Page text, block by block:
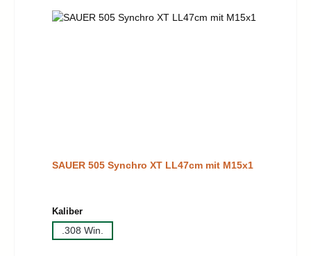
SAUER 505 Synchro XT LL47cm mit M15x1
Kaliberauswählen
.308 Win.